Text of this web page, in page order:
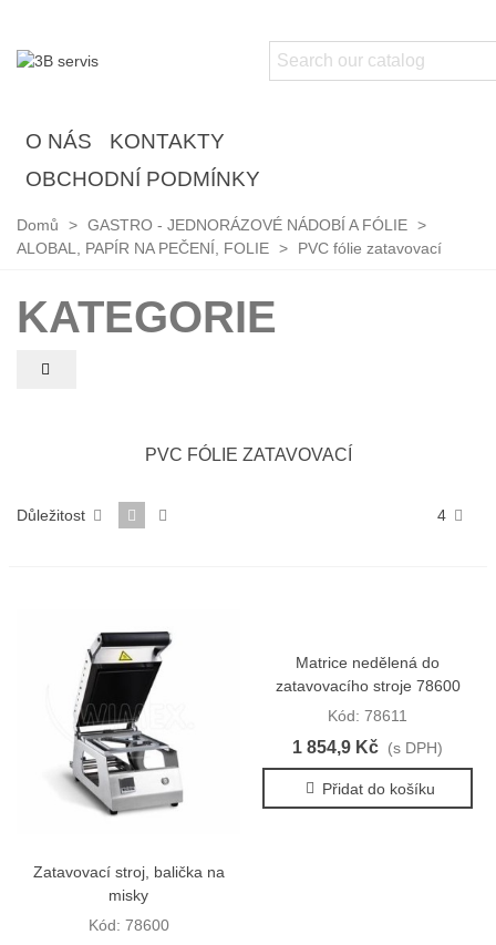
O NÁS
KONTAKTY
OBCHODNÍ PODMÍNKY
Domů > GASTRO - JEDNORÁZOVÉ NÁDOBÍ A FÓLIE >
ALOBAL, PAPÍR NA PEČENÍ, FOLIE > PVC fólie zatavovací
KATEGORIE
PVC FÓLIE ZATAVOVACÍ
Důležitost 4
Zatavovací stroj, balička na
misky
Kód: 78600
Matrice nedělená do
zatavovacího stroje 78600
Kód: 78611
1 854,9 Kč (s DPH)
Přidat do košíku